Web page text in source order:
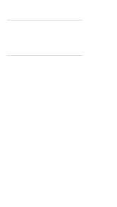
Caferağa Mah.
+90 543 345 46